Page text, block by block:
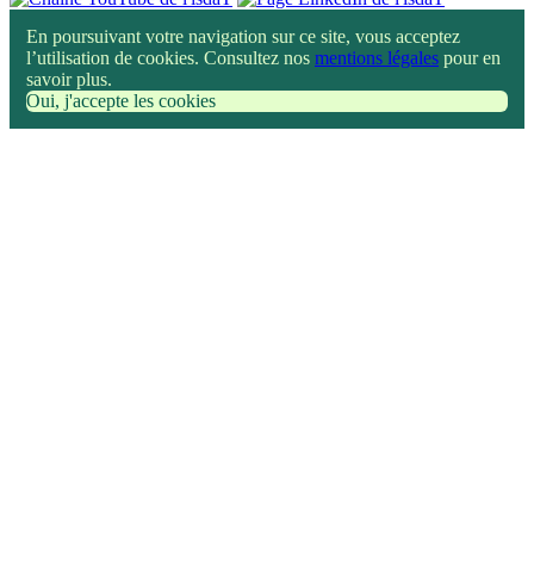
En poursuivant votre navigation sur ce site, vous acceptez
l’utilisation de cookies. Consultez nos mentions légales pour en
savoir plus.
Oui, j'accepte les cookies